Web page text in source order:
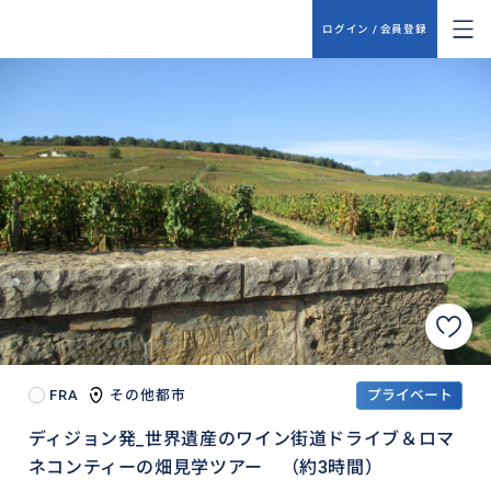
ログイン / 会員登録
FRA その他都市 プライベート
ディジョン発_世界遺産のワイン街道ドライブ＆ロマ
ネコンティーの畑見学ツアー （約3時間）